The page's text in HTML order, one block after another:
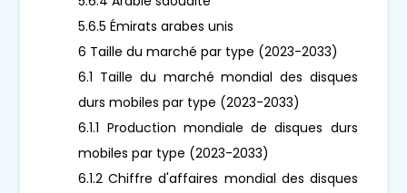
5.6.5 Émirats arabes unis
6 Taille du marché par type (2023-2033)
6.1 Taille du marché mondial des disques
durs mobiles par type (2023-2033)
6.1.1 Production mondiale de disques durs
mobiles par type (2023-2033)
6.1.2 Chiffre d'affaires mondial des disques